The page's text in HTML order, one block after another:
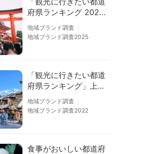
府県ランキング 202
6」京都は低下、神奈
川上昇
地域ブランド調査
地域ブランド調査2025
「観光に行きたい都道
府県ランキング」上位
の順位に変動あり
地域ブランド調査
地域ブランド調査2022
食事がおいしい都道府